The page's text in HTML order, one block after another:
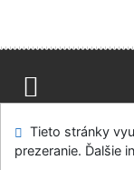
Modul
Tieto stránky
prezeranie. Ďalšie